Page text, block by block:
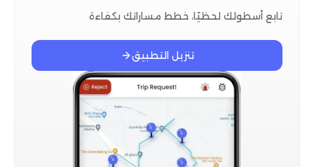
تابع أسطولك لحظيًا، خطط مساراتك بكفاءة
تنزيل التطبيق